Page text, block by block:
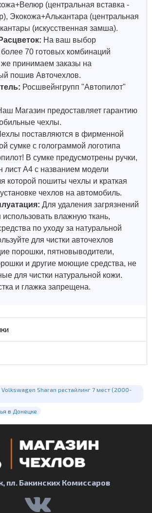
(центральная вставка -
Экокожа+Алькантара (центральная
(искусственная замша).
На ваш выбор
70 готовых комбинаций
же принимаем заказы на
пошив Авточехлов.
Росшвейнгрупп "Автопилот"
Магазин предоставляет гарантию
чехлы.
поставляются в фирменной
сумке с голограммой логотипа
В сумке предусмотрены ручки,
лист А4 с названием модели
которой пошиты чехлы и краткая
чехлов на автомобиль.
Для удаления загрязнений
использовать влажную ткань,
по уходу за натуральной
для чистки авточехлов
порошки, пятновыводители,
и другие моющие средства, не
для чистки натуральной кожи.
и глажка запрещена.
Sharan рестайлинг 7 мест (2000-
в Донецке
пл. Бакинских Комиссаров